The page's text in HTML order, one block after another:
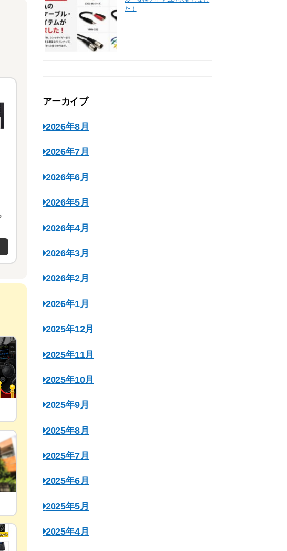
た！
アーカイブ
2026年8月
2026年7月
2026年6月
2026年5月
2026年4月
2026年3月
2026年2月
2026年1月
2025年12月
2025年11月
2025年10月
2025年9月
2025年8月
2025年7月
2025年6月
2025年5月
2025年4月